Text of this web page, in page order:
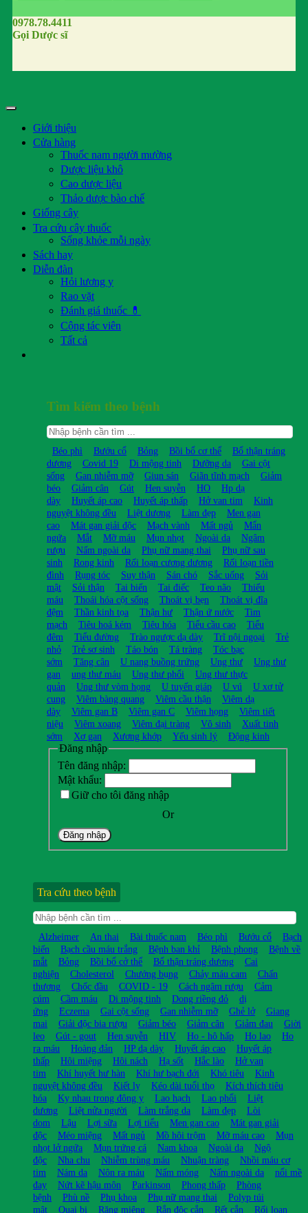
0978.78.4411
Gọi Dược sĩ
Giới thiệu
Cửa hàng
Thuốc nam người mường
Dược liệu khô
Cao dược liệu
Thảo dược bào chế
Giống cây
Tra cứu cây thuốc
Sống khỏe mỗi ngày
Sách hay
Diễn đàn
Hỏi lương y
Rao vặt
Đánh giá thuốc 💊
Cộng tác viên
Tất cả
Tìm kiếm theo bệnh
Béo phì Bướu cổ Bỏng Bồi bổ cơ thể
Bổ thận tráng
dương
Covid 19 Di mộng tinh Dưỡng da
Gai cột
sống
Gan nhiễm mỡ Giun sán Giãn tĩnh mạch
Giảm
béo
Giảm cân Gút Hen suyễn HO
Hp dạ
dày
Huyết áp cao Huyết áp thấp Hở van tim
Kinh
nguyệt không đều
Liệt dương Làm đẹp
Men gan
cao
Mát gan giải độc Mạch vành Mất ngủ
Mẩn
ngứa
Mắt Mỡ máu Mụn nhọt Ngoài da
Ngâm
rượu
Nấm ngoài da Phụ nữ mang thai
Phụ nữ sau
sinh
Rong kinh Rối loạn cương dương
Rối loạn tiền
đình
Rụng tóc Suy thận Sán chó Sắc uống
Sỏi
mật
Sỏi thận Tai biến Tai điếc Teo não
Thiếu
máu
Thoái hóa cột sống Thoát vị bẹn
Thoát vị đĩa
đệm
Thần kinh tọa Thận hư Thận ứ nước
Tim
mạch
Tiêu hoá kém Tiêu hóa Tiểu cầu cao
Tiểu
đêm
Tiểu đường Trào ngược dạ dày Trĩ nội ngoại
Trẻ
nhỏ
Trẻ sơ sinh Táo bón Tá tràng
Tóc bạc
sớm
Tăng cân U nang buồng trứng Ung thư
Ung thư
gan
ung thư máu Ung thư phổi
Ung thư thực
quản
Ung thư vòm họng U tuyến giáp U vú
U xơ tử
cung
Viêm bàng quang Viêm cầu thận
Viêm dạ
dày
Viêm gan B Viêm gan C Viêm họng
Viêm tiết
niệu
Viêm xoang Viêm đại tràng Vô sinh
Xuất tinh
sớm
Xơ gan Xương khớp Yếu sinh lý Động kinh
Đăng nhập
Tên đăng nhập:
Mật khẩu:
Giữ cho tôi đăng nhập
Or
Đăng nhập
Tra cứu theo bệnh
Alzheimer An thai Bài thuốc nam Béo phì Bướu cổ
Bạch
biến
Bạch cầu máu trắng Bệnh ban khỉ Bệnh phong
Bệnh về
mắt
Bỏng Bồi bổ cở thể Bổ thận tráng dương
Cai
nghiện
Cholesterol Chướng bụng Chảy máu cam
Chấn
thương
Chốc đầu COVID - 19 Cách ngâm rượu
Cảm
cúm
Cầm máu Di mộng tinh Dong riềng đỏ
dị
ứng
Eczema Gai cột sống Gan nhiễm mỡ Ghẻ lở
Giang
mai
Giải độc bia rượu Giảm béo Giảm cân Giảm đau
Giời
leo
Gút - gout Hen suyễn HIV Ho - hô hấp Ho lao
Ho
ra máu
Hoàng đản HP dạ dày Huyết áp cao
Huyết áp
thấp
Hôi miệng Hôi nách Hạ sốt Hắc lào
Hở van
tim
Khí huyết hư hàn Khí hư bạch đới Khó tiêu
Kinh
nguyệt không đều
Kiết lỵ Kéo dài tuổi thọ
Kích thích tiêu
hóa
Kỵ nhau trong đông y Lao hạch Lao phổi
Liệt
dương
Liệt nửa người Làm trắng da Làm đẹp
Lòi
dom
Lậu Lợi sữa Lợi tiểu Men gan cao
Mát gan giải
độc
Méo miệng Mất ngủ Mồ hôi trộm Mỡ máu cao
Mụn
nhọt lở ngứa
Mụn trứng cá Nam khoa Ngoài da
Ngộ
độc
Nha chu Nhiễm trùng máu Nhuận tràng
Nhồi máu cơ
tim
Nám da Nôn ra máu Nấm móng Nấm ngoài da
nổi mề
đay
Nứt kẽ hậu môn Parkinson Phong thấp
Phòng
bệnh
Phù nề Phụ khoa Phụ nữ mang thai
Polyp túi
mật
Quai bị Răng miệng Rắn độc cắn Rết cắn
Rối loạn